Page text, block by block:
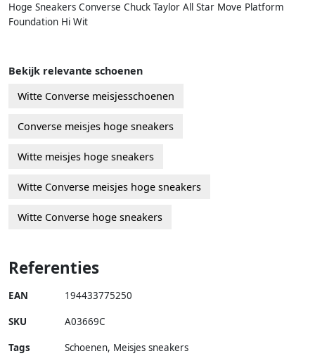
Hoge Sneakers Converse Chuck Taylor All Star Move Platform
Foundation Hi Wit
Bekijk relevante schoenen
Witte Converse meisjesschoenen
Converse meisjes hoge sneakers
Witte meisjes hoge sneakers
Witte Converse meisjes hoge sneakers
Witte Converse hoge sneakers
Referenties
EAN 194433775250
SKU A03669C
Tags
Schoenen, Meisjes sneakers